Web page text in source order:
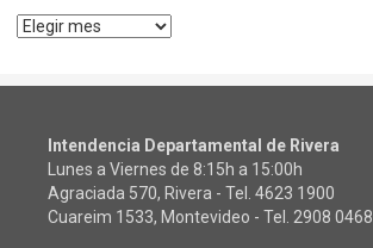
Archivos
Intendencia Departamental de Rivera
Lunes a Viernes de 8:15h a 15:00h
Agraciada 570, Rivera - Tel. 4623 1900
Cuareim 1533, Montevideo - Tel. 2908 0468